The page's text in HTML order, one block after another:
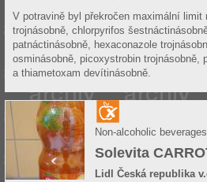
V potravině byl překročen maximální limit
trojnásobně, chlorpyrifos
patnáctinásobně, hexaconazole
osminásobně, picoxystrobin trojnásobně,
a thiametoxam devítinásobně.
Non-alcoholic beverages
Solevita
Lidl Česká republika